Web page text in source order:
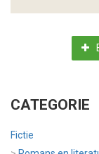
CATEGORIE
Fictie